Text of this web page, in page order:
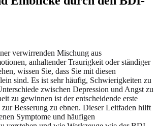
verwirrenden Mischung aus
anhaltender Traurigkeit oder ständiger
wissen Sie, dass Sie mit diesen
sind. Es ist sehr häufig, Schwierigkeiten zu
zwischen Depression und Angst zu
zu gewinnen ist der entscheidende erste
Besserung zu ebnen. Dieser Leitfaden hilft
Symptome und häufigen